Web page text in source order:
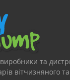
та
вітчизняного